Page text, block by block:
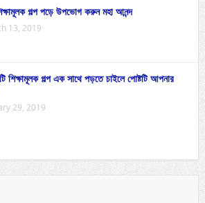
গল্প পড়ে উপভোগ করুন মহা আনন্দ
13, 2019
শিক্ষামূলক গল্প এক সাথে পড়তে চাইলে পোষ্টটি আপনার
29, 2019